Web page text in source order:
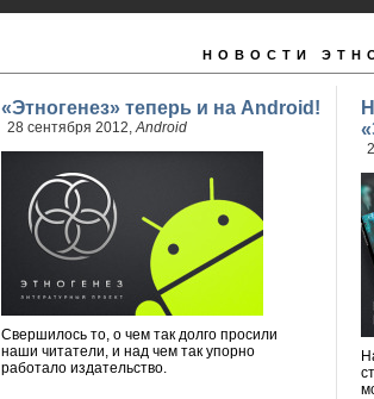
НОВОСТИ
«Этногенез» теперь и на Android!
28 сентября 2012,Android
Свершилось то, о чем так долго просили
наши читатели, и над чем так упорно
работало издательство.